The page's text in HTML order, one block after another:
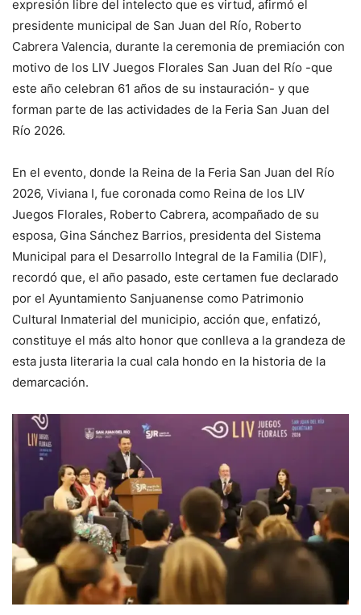
expresión libre del intelecto que es virtud, afirmó el
presidente municipal de San Juan del Río, Roberto
Cabrera Valencia, durante la ceremonia de premiación con
motivo de los LIV Juegos Florales San Juan del Río -que
este año celebran 61 años de su instauración- y que
forman parte de las actividades de la Feria San Juan del
Río 2026.
En el evento, donde la Reina de la Feria San Juan del Río
2026, Viviana I, fue coronada como Reina de los LIV
Juegos Florales, Roberto Cabrera, acompañado de su
esposa, Gina Sánchez Barrios, presidenta del Sistema
Municipal para el Desarrollo Integral de la Familia (DIF),
recordó que, el año pasado, este certamen fue declarado
por el Ayuntamiento Sanjuanense como Patrimonio
Cultural Inmaterial del municipio, acción que, enfatizó,
constituye el más alto honor que conlleva a la grandeza de
esta justa literaria la cual cala hondo en la historia de la
demarcación.